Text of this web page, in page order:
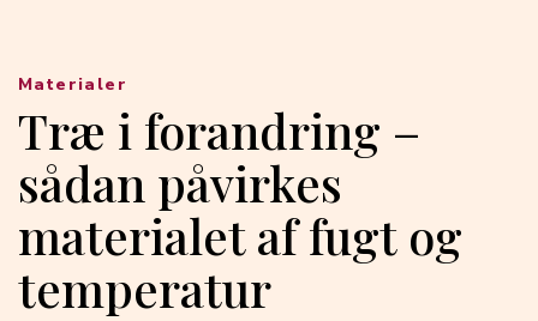
Træ i forandring –
sådan påvirkes
materialet af fugt og
temperatur
Materialer